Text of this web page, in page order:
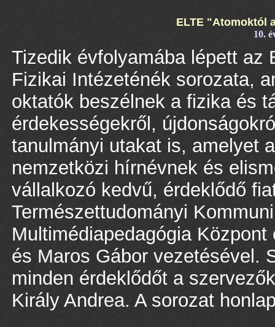
ELTE "Atomoktól
10.
Tizedik évfolyamába lépett az
Fizikai Intézeténék sorozata,
oktatók beszélnek a fizika és
érdekességekről,
tanulmányi utakat is, amelyet
nemzetközi hírnévnek és
vállalkozó kedvű, érdeklődő
Természettudományi
Multimédiapedagógia
és Maros Gábor vezetésével.
minden érdeklődőt a
Király Andrea. A sorozat